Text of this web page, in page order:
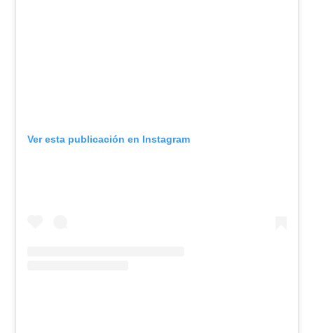
Ver esta publicación en Instagram